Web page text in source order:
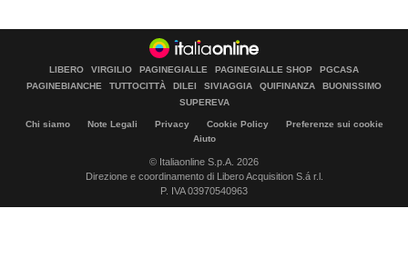
LIBERO VIRGILIO PAGINEGIALLE PAGINEGIALLE SHOP
PGCASA
PAGINEBIANCHE
TUTTOCITTÀ DILEI SIVIAGGIA QUIFINANZA
BUONISSIMO
SUPEREVA
Chi siamo Note Legali Privacy Cookie Policy
Preferenze sui cookie
Aiuto
© Italiaonline S.p.A. 2026
Direzione e coordinamento di Libero Acquisition S.á r.l.
P. IVA 03970540963